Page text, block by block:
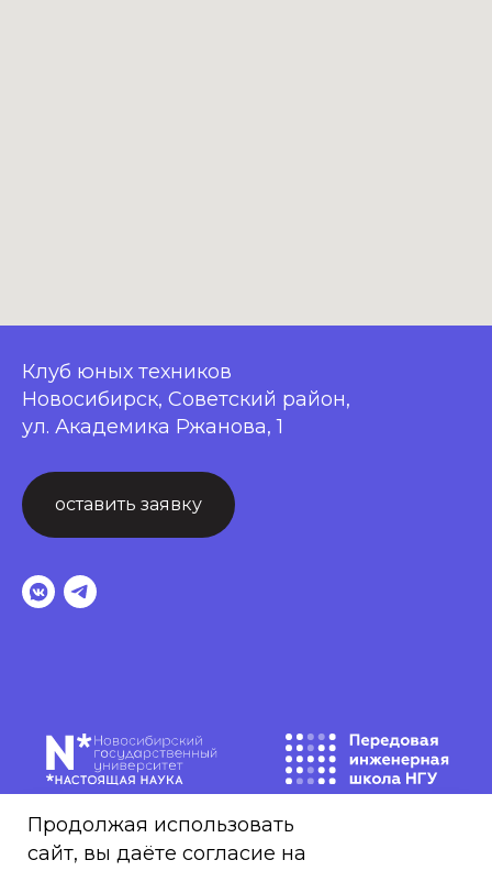
Продолжая использовать
сайт, вы даёте согласие на
Клуб юных техников
Новосибирск, Советский район,
ул. Академика Ржанова, 1
оставить заявку